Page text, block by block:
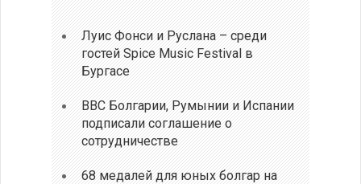
Луис Фонси и Руслана – среди
гостей Spice Music Festival в
Бургасе
ВВС Болгарии, Румынии и Испании
подписали соглашение о
сотрудничестве
68 медалей для юных болгар на